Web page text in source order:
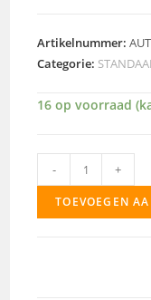
Artikelnummer:
Categorie:
16 op voorraad
-
4345
aantal
+
TOEVOEGEN